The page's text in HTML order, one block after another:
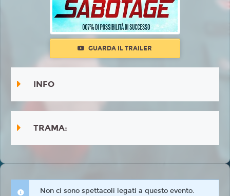
GUARDA IL TRAILER
INFO
TRAMA:
Non ci sono spettacoli legati a questo evento.